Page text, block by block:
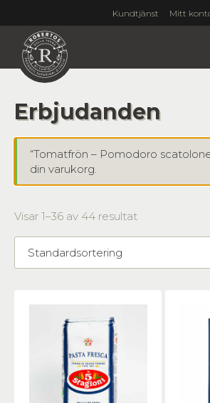
Kundtjänst Mitt
Erbjudanden
“Tomatfrön – Pomodoro
din varukorg.
Visar 1–36 av 44 resultat